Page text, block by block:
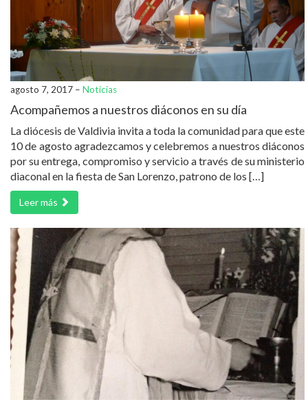
agosto 7, 2017 – Noticias
Acompañemos a nuestros diáconos en su día
La diócesis de Valdivia invita a toda la comunidad para que este
10 de agosto agradezcamos y celebremos a nuestros diáconos
por su entrega, compromiso y servicio a través de su ministerio
diaconal en la fiesta de San Lorenzo, patrono de los […]
Leer más